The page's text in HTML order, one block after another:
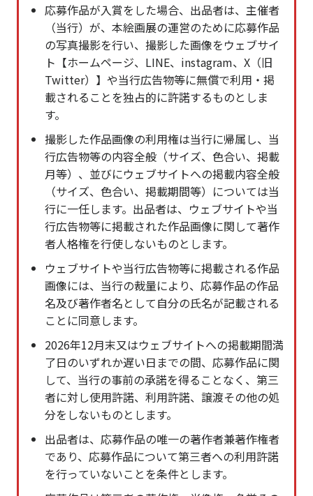
応募作品が入賞をした場合、出品者は、主催者
（当行）が、本絵画展の運営のために応募作品
の写真撮影を行い、撮影した画像をウェブサイ
ト【ホームページ、LINE、instagram、X（旧
Twitter）】や当行広告物等に無償で利用・掲
載されることを独占的に許諾するものとしま
す。
撮影した作品画像の利用権は当行に帰属し、当
行広告物等の内容全般（サイズ、色合い、掲載
月等）、並びにウェブサイトへの掲載内容全般
（サイズ、色合い、掲載期間等）については当
行に一任します。出品者は、ウェブサイトや当
行広告物等に掲載された作品画像に関して著作
者人格権を行使しないものとします。
ウェブサイトや当行広告物等に掲載される作品
画像には、当行の裁量により、応募作品の作品
名及び著作者名として自分の氏名が記載される
ことに同意します。
2026年12月末又はウェブサイトへの掲載期間満
了日のいずれか遅い日までの間、応募作品に関
して、当行の事前の承諾を得ることなく、第三
者に対し使用許諾、利用許諾、譲渡その他の処
分をしないものとします。
出品者は、応募作品の唯一の著作者兼著作権者
であり、応募作品について第三者への利用許諾
を行っていないことを条件とします。